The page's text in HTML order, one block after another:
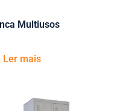
Multiusos
Ler mais